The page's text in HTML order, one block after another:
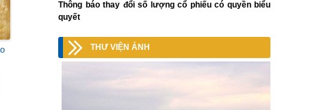
Thông báo thay đổi số lượng cổ phiếu có quyền biểu
quyết
THƯ VIỆN ẢNH